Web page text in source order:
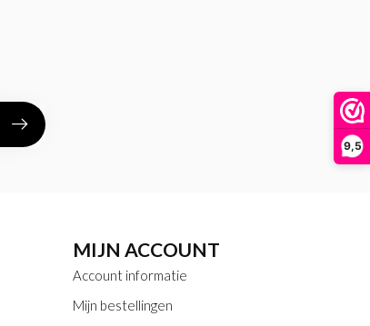
9,5
MIJN ACCOUNT
Account informatie
Mijn bestellingen